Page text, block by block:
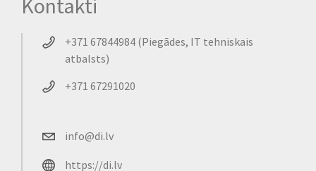
Kontakti
+371 67844984 (Piegādes, IT tehniskais
atbalsts)
+371 67291020
info@di.lv
https://di.lv